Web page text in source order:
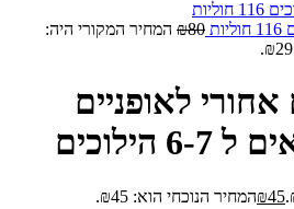
₪80
המחיר המקורי היה:
לאופניים
₪45
המחיר הנוכחי הוא: ₪45.